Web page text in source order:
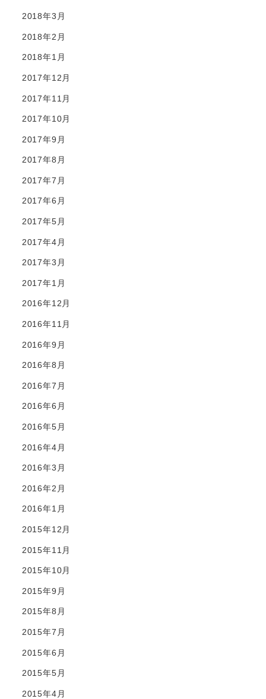
2018年3月
2018年2月
2018年1月
2017年12月
2017年11月
2017年10月
2017年9月
2017年8月
2017年7月
2017年6月
2017年5月
2017年4月
2017年3月
2017年1月
2016年12月
2016年11月
2016年9月
2016年8月
2016年7月
2016年6月
2016年5月
2016年4月
2016年3月
2016年2月
2016年1月
2015年12月
2015年11月
2015年10月
2015年9月
2015年8月
2015年7月
2015年6月
2015年5月
2015年4月